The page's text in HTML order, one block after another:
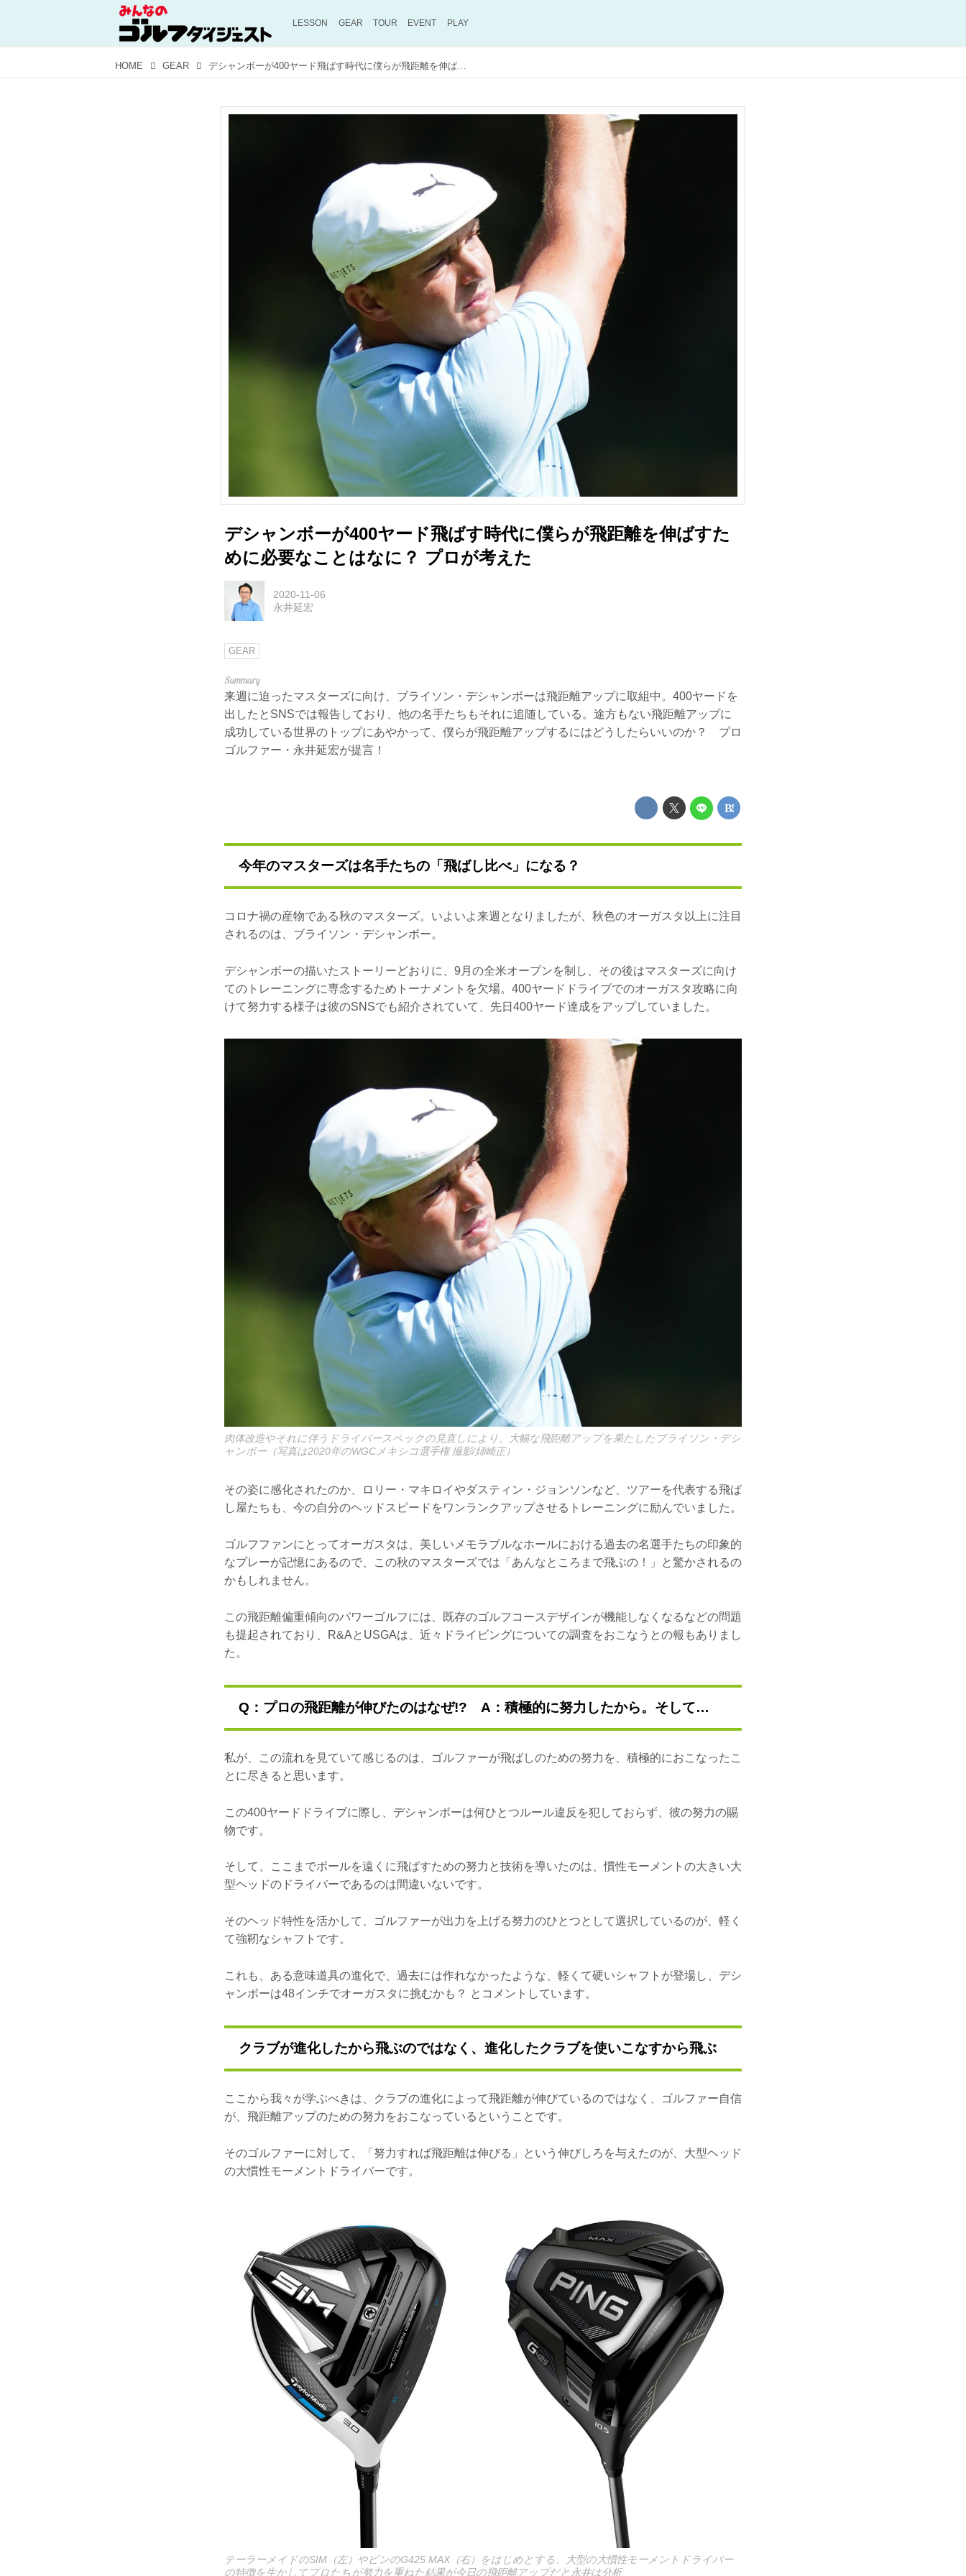
LESSON GEAR TOUR EVENT PLAY
HOME GEAR デシャンボーが400ヤード飛ばす時代に僕らが飛距離を伸ばすために必要なことはなに？ プロが考えた
デシャンボーが400ヤード飛ばす時代に僕らが飛距離を伸ばすた
めに必要なことはなに？ プロが考えた
2020-11-06
永井延宏
GEAR
来週に迫ったマスターズに向け、ブライソン・デシャンボーは飛距離アップに取組中。400ヤードを
出したとSNSでは報告しており、他の名手たちもそれに追随している。途方もない飛距離アップに
成功している世界のトップにあやかって、僕らが飛距離アップするにはどうしたらいいのか？ プロ
ゴルファー・永井延宏が提言！
今年のマスターズは名手たちの「飛ばし比べ」になる？
コロナ禍の産物である秋のマスターズ。いよいよ来週となりましたが、秋色のオーガスタ以上に注目
されるのは、ブライソン・デシャンボー。
デシャンボーの描いたストーリーどおりに、9月の全米オープンを制し、その後はマスターズに向け
てのトレーニングに専念するためトーナメントを欠場。400ヤードドライブでのオーガスタ攻略に向
けて努力する様子は彼のSNSでも紹介されていて、先日400ヤード達成をアップしていました。
肉体改造やそれに伴うドライバースペックの見直しにより、大幅な飛距離アップを果たしたブライソン・デシ
ャンボー（写真は2020年のWGCメキシコ選手権 撮影/姉崎正）
その姿に感化されたのか、ロリー・マキロイやダスティン・ジョンソンなど、ツアーを代表する飛ば
し屋たちも、今の自分のヘッドスピードをワンランクアップさせるトレーニングに励んでいました。
ゴルフファンにとってオーガスタは、美しいメモラブルなホールにおける過去の名選手たちの印象的
なプレーが記憶にあるので、この秋のマスターズでは「あんなところまで飛ぶの！」と驚かされるの
かもしれません。
この飛距離偏重傾向のパワーゴルフには、既存のゴルフコースデザインが機能しなくなるなどの問題
も提起されており、R&AとUSGAは、近々ドライビングについての調査をおこなうとの報もありまし
た。
Q：プロの飛距離が伸びたのはなぜ!? A：積極的に努力したから。そして…
私が、この流れを見ていて感じるのは、ゴルファーが飛ばしのための努力を、積極的におこなったこ
とに尽きると思います。
この400ヤードドライブに際し、デシャンボーは何ひとつルール違反を犯しておらず、彼の努力の賜
物です。
そして、ここまでボールを遠くに飛ばすための努力と技術を導いたのは、慣性モーメントの大きい大
型ヘッドのドライバーであるのは間違いないです。
そのヘッド特性を活かして、ゴルファーが出力を上げる努力のひとつとして選択しているのが、軽く
て強靭なシャフトです。
これも、ある意味道具の進化で、過去には作れなかったような、軽くて硬いシャフトが登場し、デシ
ャンボーは48インチでオーガスタに挑むかも？ とコメントしています。
クラブが進化したから飛ぶのではなく、進化したクラブを使いこなすから飛ぶ
ここから我々が学ぶべきは、クラブの進化によって飛距離が伸びているのではなく、ゴルファー自信
が、飛距離アップのための努力をおこなっているということです。
そのゴルファーに対して、「努力すれば飛距離は伸びる」という伸びしろを与えたのが、大型ヘッド
の大慣性モーメントドライバーです。
テーラーメイドのSIM（左）やピンのG425 MAX（右）をはじめとする、大型の大慣性モーメントドライバー
の特徴を生かしてプロたちが努力を重ねた結果が今日の飛距離アップだと永井は分析